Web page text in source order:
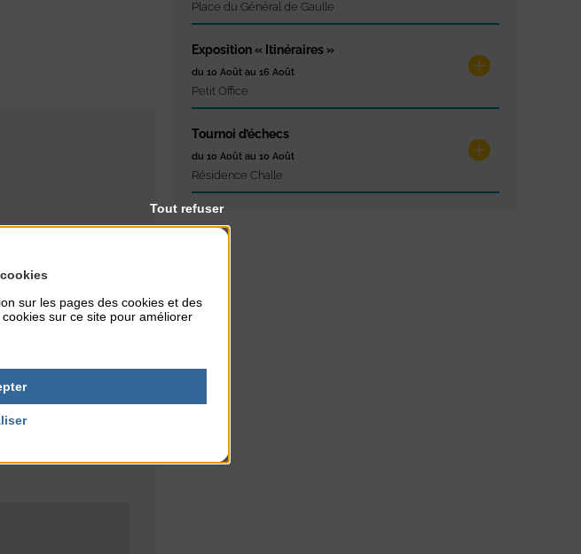
Place du Général de Gaulle
Exposition « Itinéraires »
du 10 Août au 16 Août
Petit Office
Tournoi d’échecs
du 10 Août au 10 Août
Résidence Challe
sur les pages des cookies et des
sur ce site pour améliorer
Tout refuser